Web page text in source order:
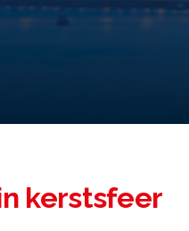
kerstsfeer